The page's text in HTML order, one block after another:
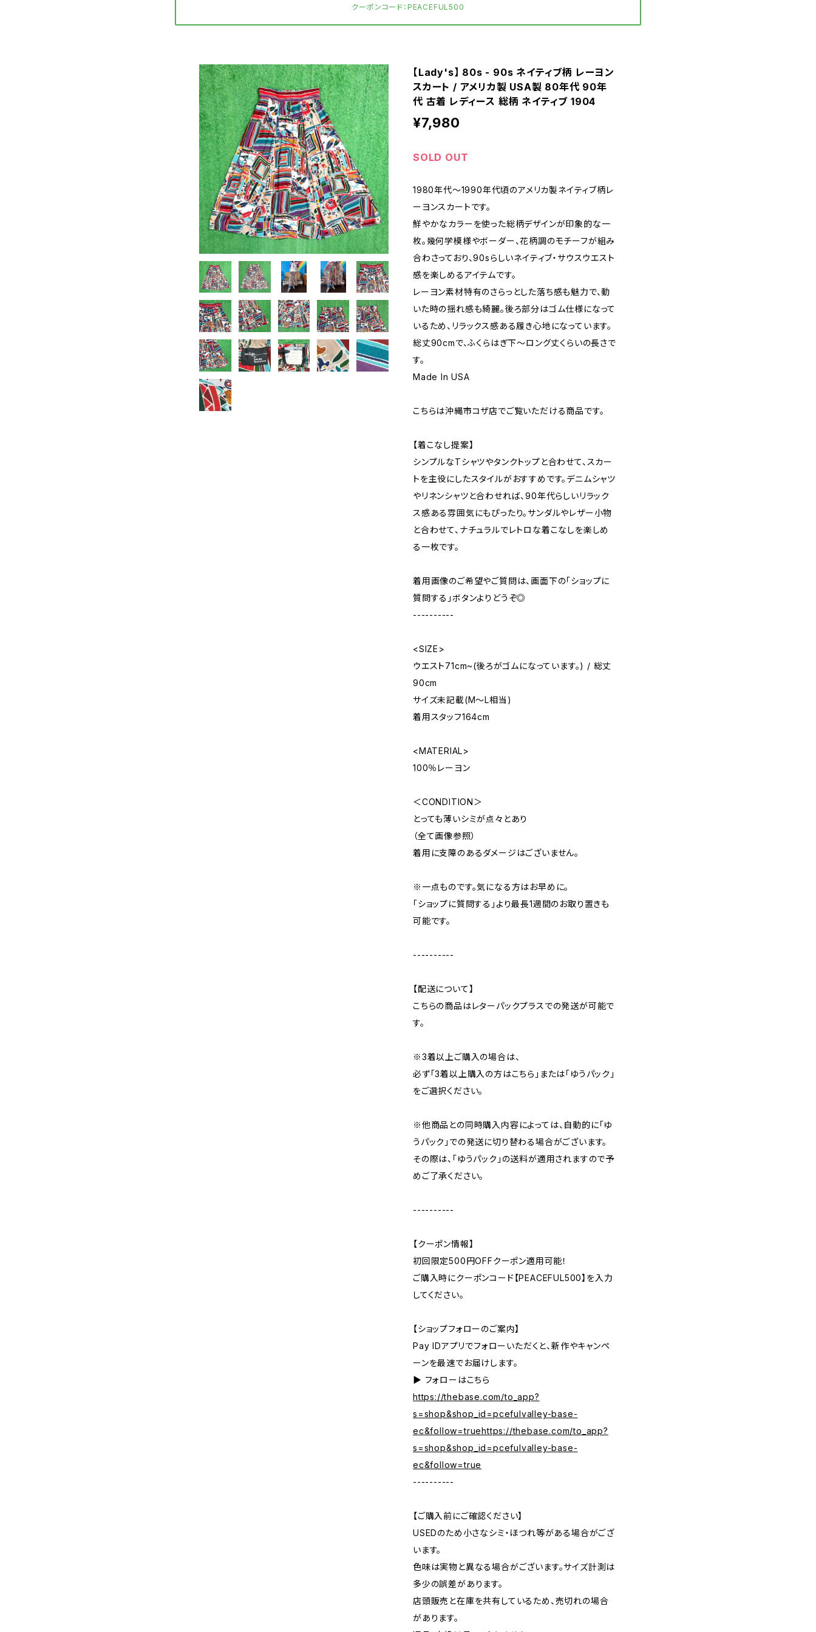
クーポンコード：PEACEFUL500
【Lady's】 80s - 90s ネイティブ柄 レーヨン
スカート / アメリカ製 USA製 80年代 90年
代 古着 レディース 総柄 ネイティブ 1904
¥7,980
SOLD OUT
1980年代〜1990年代頃のアメリカ製ネイティブ柄レ
ーヨンスカートです。
鮮やかなカラーを使った総柄デザインが印象的な一
枚。幾何学模様やボーダー、花柄調のモチーフが組み
合わさっており、90sらしいネイティブ・サウスウエスト
感を楽しめるアイテムです。
レーヨン素材特有のさらっとした落ち感も魅力で、動
いた時の揺れ感も綺麗。後ろ部分はゴム仕様になって
いるため、リラックス感ある履き心地になっています。
総丈90cmで、ふくらはぎ下〜ロング丈くらいの長さで
す。
Made In USA
こちらは沖縄市コザ店でご覧いただける商品です。
【着こなし提案】
シンプルなTシャツやタンクトップと合わせて、スカー
トを主役にしたスタイルがおすすめです。デニムシャツ
やリネンシャツと合わせれば、90年代らしいリラック
ス感ある雰囲気にもぴったり。サンダルやレザー小物
と合わせて、ナチュラルでレトロな着こなしを楽しめ
る一枚です。
着用画像のご希望やご質問は、画面下の「ショップに
質問する」ボタンよりどうぞ◎
----------
<SIZE>
ウエスト71cm~(後ろがゴムになっています。) / 総丈
90cm
サイズ未記載(M～L相当)
着用スタッフ164cm
<MATERIAL>
100％レーヨン
＜CONDITION＞
とっても薄いシミが点々とあり
（全て画像参照）
着用に支障のあるダメージはございません。
※一点ものです。気になる方はお早めに。
「ショップに質問する」より最長1週間のお取り置きも
可能です。
----------
【配送について】
こちらの商品はレターパックプラスでの発送が可能で
す。
※3着以上ご購入の場合は、
必ず「3着以上購入の方はこちら」または「ゆうパック」
をご選択ください。
※他商品との同時購入内容によっては、自動的に「ゆ
うパック」での発送に切り替わる場合がございます。
その際は、「ゆうパック」の送料が適用されますので予
めご了承ください。
----------
【クーポン情報】
初回限定500円OFFクーポン適用可能！
ご購入時にクーポンコード【PEACEFUL500】を入力
してください。
【ショップフォローのご案内】
Pay IDアプリでフォローいただくと、新作やキャンペ
ーンを最速でお届けします。
▶︎ フォローはこちら
https://thebase.com/to_app?
s=shop&shop_id=pcefulvalley-base-
ec&follow=truehttps://thebase.com/to_app?
s=shop&shop_id=pcefulvalley-base-
ec&follow=true
----------
【ご購入前にご確認ください】
USEDのため小さなシミ・ほつれ等がある場合がござ
います。
色味は実物と異なる場合がございます。サイズ計測は
多少の誤差があります。
店頭販売と在庫を共有しているため、売切れの場合
があります。